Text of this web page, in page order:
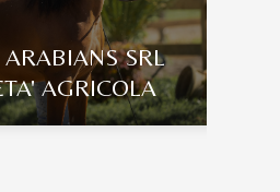
SRL
AGRICOLA